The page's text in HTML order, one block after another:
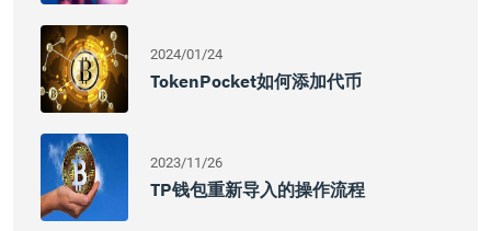
2024/01/24
TokenPocket如何添加代币
2023/11/26
TP钱包重新导入的操作流程